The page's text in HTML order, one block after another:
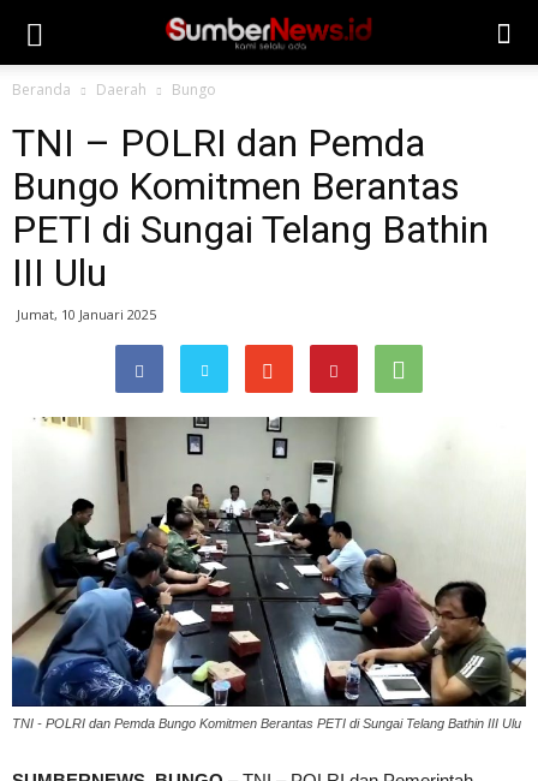
Beranda Daerah Bungo
TNI – POLRI dan Pemda
Bungo Komitmen Berantas
PETI di Sungai Telang Bathin
III Ulu
Jumat, 10 Januari 2025
TNI - POLRI dan Pemda Bungo Komitmen Berantas PETI di Sungai Telang Bathin III Ulu